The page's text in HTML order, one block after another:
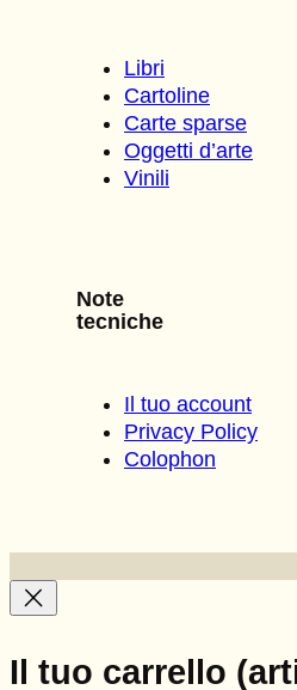
Libri
Cartoline
Carte sparse
Oggetti d’arte
Vinili
Note
tecniche
Il tuo account
Privacy Policy
Colophon
Il tuo carrello